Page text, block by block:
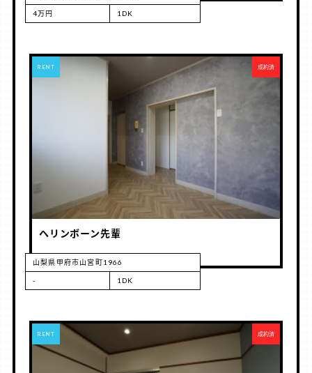
4万円 1DK
RENT 成約済
ヘリンボーン先輩
山梨県甲府市山宮町1966
- 1DK
RENT 成約済